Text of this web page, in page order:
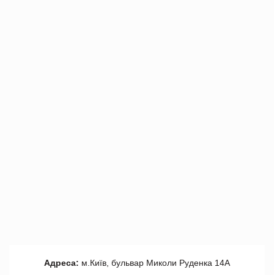
Адреса: м.Київ, бульвар Миколи Руденка 14А